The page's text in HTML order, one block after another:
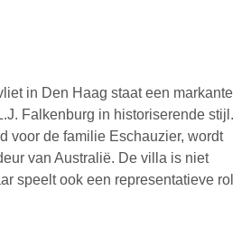
in Den Haag staat een markante
Falkenburg in historiserende stijl.
voor de familie Eschauzier, wordt
van Australië. De villa is niet
speelt ook een representatieve rol